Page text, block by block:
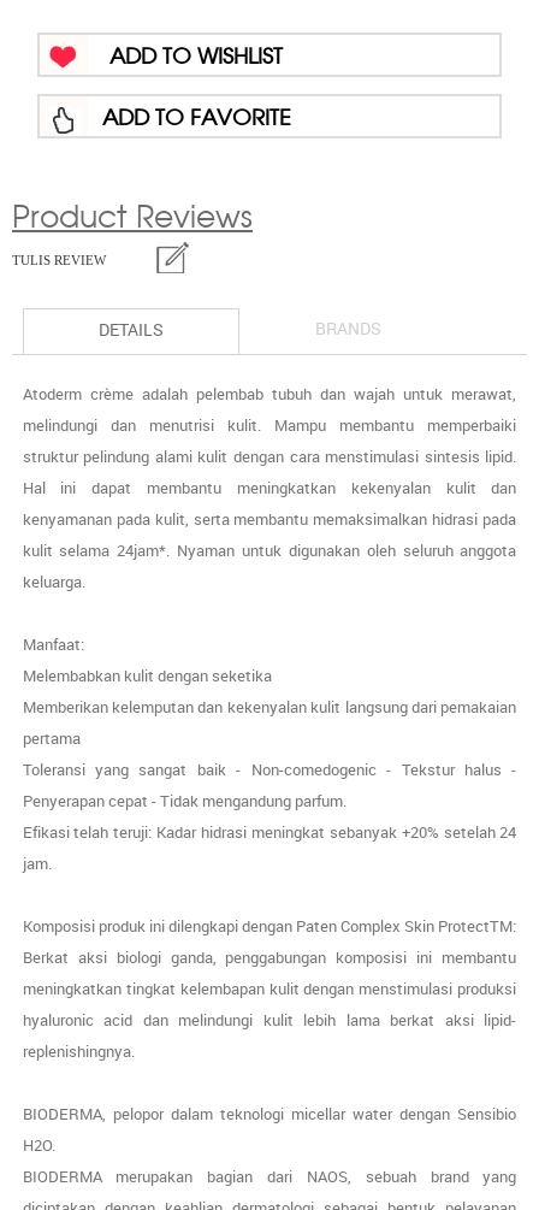
ADD TO WISHLIST
ADD TO FAVORITE
Product Reviews
TULIS REVIEW
DETAILS BRANDS
Atoderm crème adalah pelembab tubuh dan wajah untuk merawat,
melindungi dan menutrisi kulit. Mampu membantu memperbaiki
struktur pelindung alami kulit dengan cara menstimulasi sintesis lipid.
Hal ini dapat membantu meningkatkan kekenyalan kulit dan
kenyamanan pada kulit, serta membantu memaksimalkan hidrasi pada
kulit selama 24jam*. Nyaman untuk digunakan oleh seluruh anggota
keluarga.
Manfaat:
Melembabkan kulit dengan seketika
Memberikan kelemputan dan kekenyalan kulit langsung dari pemakaian
pertama
Toleransi yang sangat baik - Non-comedogenic - Tekstur halus -
Penyerapan cepat - Tidak mengandung parfum.
Efikasi telah teruji: Kadar hidrasi meningkat sebanyak +20% setelah 24
jam.
Komposisi produk ini dilengkapi dengan Paten Complex Skin ProtectTM:
Berkat aksi biologi ganda, penggabungan komposisi ini membantu
meningkatkan tingkat kelembapan kulit dengan menstimulasi produksi
hyaluronic acid dan melindungi kulit lebih lama berkat aksi lipid-
replenishingnya.
BIODERMA, pelopor dalam teknologi micellar water dengan Sensibio
H2O.
BIODERMA merupakan bagian dari NAOS, sebuah brand yang